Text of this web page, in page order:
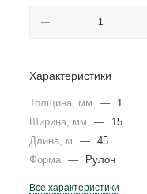
Характеристики
Толщина, мм —
1
Ширина, мм
—
15
Длина, м
— 45
Форма — Рулон
Все характеристики